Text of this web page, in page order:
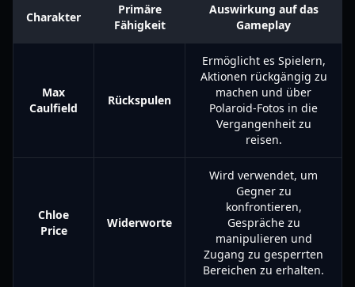
Charakter
Primäre
Fähigkeit
Auswirkung auf das
Gameplay
Max
Caulfield
Rückspulen
Ermöglicht es Spielern,
Aktionen rückgängig zu
machen und über
Polaroid-Fotos in die
Vergangenheit zu
reisen.
Chloe
Price
Widerworte
Wird verwendet, um
Gegner zu
konfrontieren,
Gespräche zu
manipulieren und
Zugang zu gesperrten
Bereichen zu erhalten.